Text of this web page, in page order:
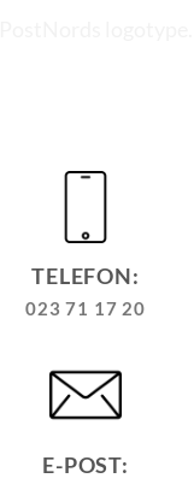
TELEFON:
023 71 17 20
E-POST: